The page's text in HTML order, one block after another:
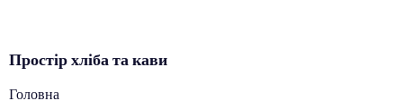
Простірхлібата кави
Головна